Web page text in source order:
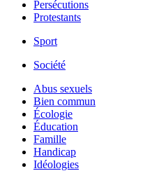
Persécutions
Protestants
Sport
Société
Abus sexuels
Bien commun
Écologie
Éducation
Famille
Handicap
Idéologies